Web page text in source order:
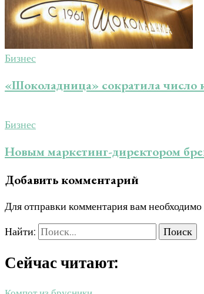
Бизнес
«Шоколадница» сократила число
Бизнес
Новым маркетинг-директором
Добавить комментарий
Для отправки комментария вам необходимо
Найти:
Сейчас читают: